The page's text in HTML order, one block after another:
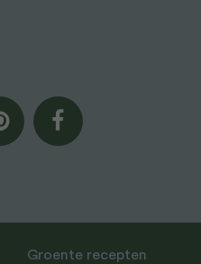
Groente recepten